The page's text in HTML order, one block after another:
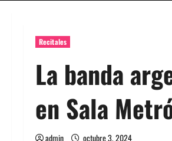
Recitales
La banda
en Sala
admin octubre 3, 2024